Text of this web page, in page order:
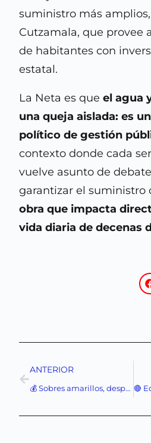
suministro más
Cutzamala, que provee
de habitantes con
estatal.
La Neta es queel agua
una queja aislada: es
político de gestión
contexto donde cada
vuelve asunto de
garantizar el suministro
obra que impacta
vida diaria de decenas
ANTERIOR
💰 Sobres amarillos, despensas y millones: la sombra que persigue la precampaña de Adán Augusto en BCS